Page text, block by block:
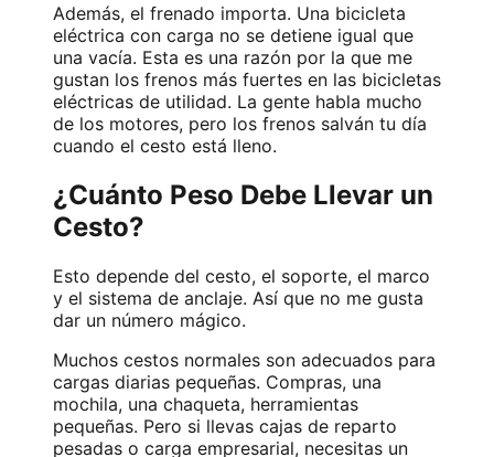
Además, el frenado importa. Una bicicleta
eléctrica con carga no se detiene igual que
una vacía. Esta es una razón por la que me
gustan los frenos más fuertes en las bicicletas
eléctricas de utilidad. La gente habla mucho
de los motores, pero los frenos salván tu día
cuando el cesto está lleno.
¿Cuánto Peso Debe Llevar un
Cesto?
Esto depende del cesto, el soporte, el marco
y el sistema de anclaje. Así que no me gusta
dar un número mágico.
Muchos cestos normales son adecuados para
cargas diarias pequeñas. Compras, una
mochila, una chaqueta, herramientas
pequeñas. Pero si llevas cajas de reparto
pesadas o carga empresarial, necesitas un